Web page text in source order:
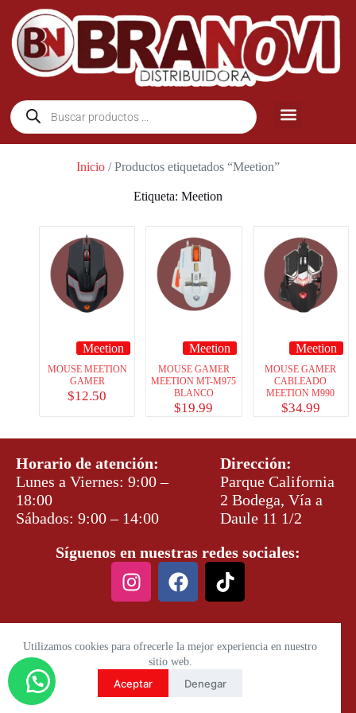
Utilizamos cookies para ofrecerle la mejor experiencia en nuestro
sitio web.
Aceptar Denegar
Inicio / Productos etiquetados “Meetion”
Etiqueta: Meetion
Meetion
MOUSE MEETION
GAMER
$12.50
Meetion
MOUSE GAMER
MEETION MT-M975
BLANCO
$19.99
Meetion
MOUSE GAMER
CABLEADO
MEETION M990
$34.99
Horario de atención:
Lunes a Viernes: 9:00 –
18:00
Sábados: 9:00 – 14:00
Dirección:
Parque California
2 Bodega, Vía a
Daule 11 1/2
Síguenos en nuestras redes sociales: